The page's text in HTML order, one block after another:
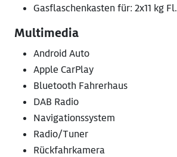
Gasflaschenkasten für: 2x11 kg Fl.
Multimedia
Android Auto
Apple CarPlay
Bluetooth Fahrerhaus
DAB Radio
Navigationssystem
Radio/Tuner
Rückfahrkamera